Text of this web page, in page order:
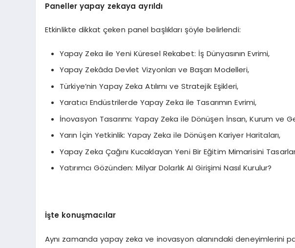
Paneller yapay zekaya ayrıldı
Etkinlikte dikkat çeken panel başlıkları şöyle belirlendi:
Yapay Zeka ile Yeni Küresel Rekabet: İş Dünyasının Evrimi,
Yapay Zekâda Devlet Vizyonları ve Başarı Modelleri,
Türkiye’nin Yapay Zeka Atılımı ve Stratejik Eşikleri,
Yaratıcı Endüstrilerde Yapay Zeka ile Tasarımın Evrimi,
İnovasyon Tasarımı: Yapay Zeka ile Dönüşen İnsan, Kurum ve
Yarın İçin Yetkinlik: Yapay Zeka ile Dönüşen Kariyer Haritaları,
Yapay Zeka Çağını Kucaklayan Yeni Bir Eğitim Mimarisini
Yatırımcı Gözünden: Milyar Dolarlık AI Girişimi Nasıl Kurulur?
İşte konuşmacılar
Aynı zamanda yapay zeka ve inovasyon alanındaki deneyimlerini